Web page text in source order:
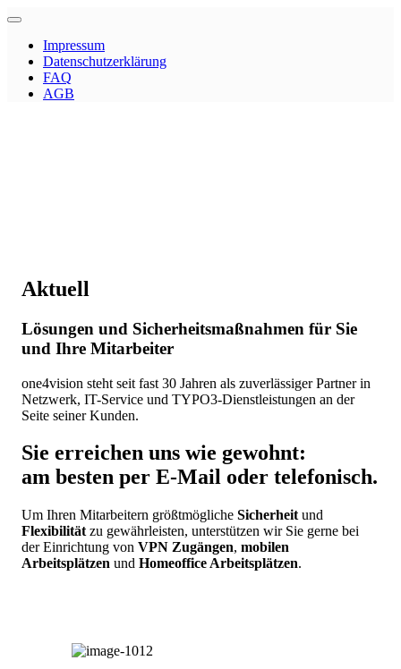
Impressum
Datenschutzerklärung
FAQ
AGB
Aktuell
Lösungen und Sicherheitsmaßnahmen für Sie
und Ihre Mitarbeiter
one4vision steht seit fast 30 Jahren als zuverlässiger Partner in
Netzwerk, IT-Service und TYPO3-Dienstleistungen an der
Seite seiner Kunden.
Sie erreichen uns wie gewohnt:
am besten per E-Mail oder telefonisch.
Um Ihren Mitarbeitern größtmögliche Sicherheit und
Flexibilität zu gewährleisten, unterstützen wir Sie gerne bei
der Einrichtung von VPN Zugängen, mobilen
Arbeitsplätzen und Homeoffice Arbeitsplätzen.